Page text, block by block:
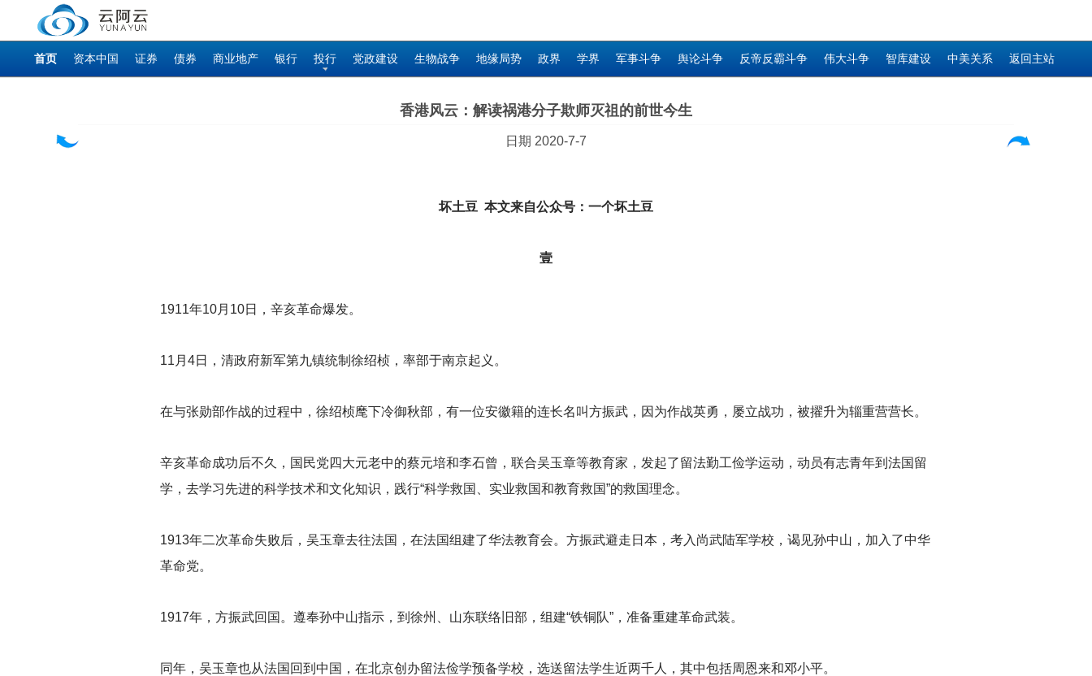
首页 资本中国 证券 债券 商业地产 银行 投行 党政建设 生物战争 地缘局势 政界 学界 军事斗争 舆论斗争 反帝反霸斗争 伟大斗争 智库建设 中美关系 返回主站
香港风云：解读祸港分子欺师灭祖的前世今生
日期 2020-7-7
坏土豆 本文来自公众号：一个坏土豆
壹
1911年10月10日，辛亥革命爆发。
11 月4日，清政府新军第九镇统制徐绍桢，率部于南京起义。
在与张勋部作战的过程中，徐绍桢麾下冷御秋部，有一位安徽籍的连长名叫方振武，因为作战英勇，屡立战功，被擢升为辎重营营长。
辛亥革命成功后不久，国民党四大元老中的蔡元培和李石曾，联合吴玉章等教育家，发起了留法勤工俭学运动，动员有志青年到法国留
学，去学习先进的科学技术和文化知识，践行“科学救国、实业救国和教育救国”的救国理念。
1913年二次革命失败后，吴玉章去往法国，在法国组建了华法教育会。方振武避走日本，考入尚武陆军学校，谒见孙中山，加入了中华
革命党。
1917年，方振武回国。遵奉孙中山指示，到徐州、山东联络旧部，组建“铁铜队”，准备重建革命武装。
同年，吴玉章也从法国回到中国，在北京创办留法俭学预备学校，选送留法学生近两千人，其中包括周恩来和邓小平。